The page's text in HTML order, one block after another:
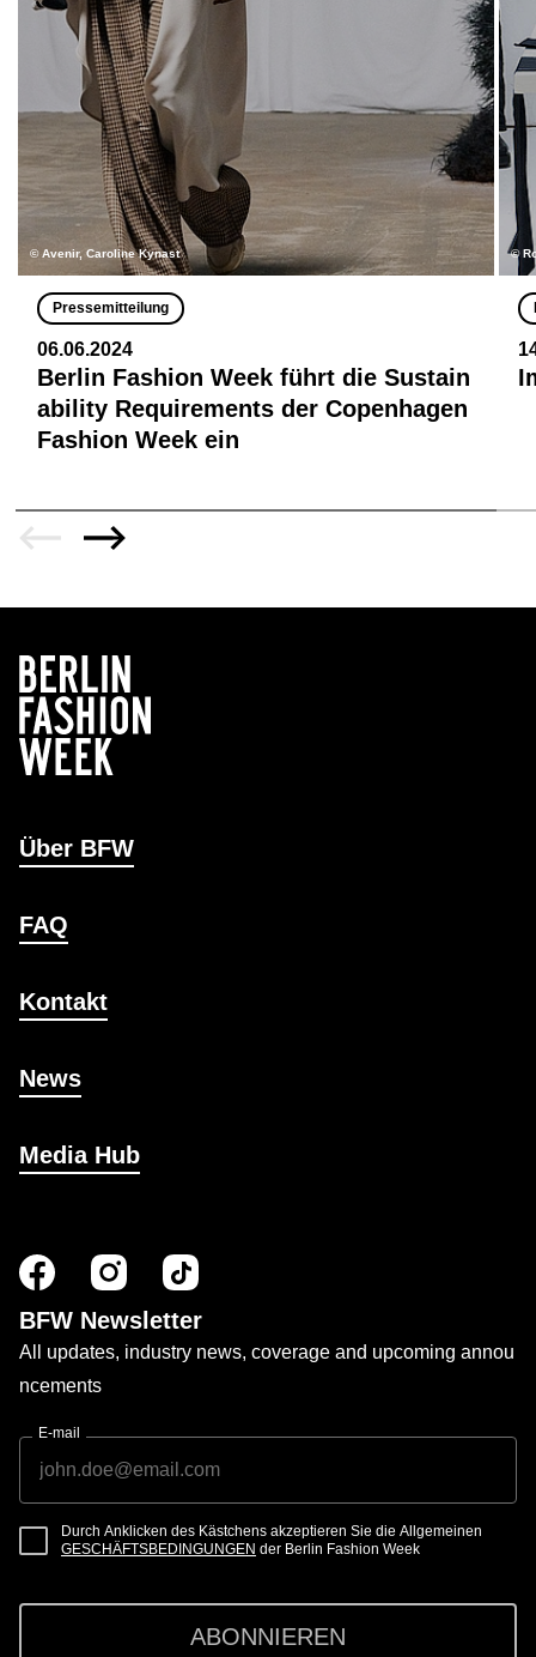
© Avenir, Caroline Kynast
Pressemitteilung
06.06.2024
Berlin Fashion Week führt die Sustain
ability Requirements der Copenhagen
Fashion Week ein
©
Über BFW
FAQ
Kontakt
News
Media Hub
BFW Newsletter
All updates, industry news, coverage and upcoming annou
ncements
E-mail
Durch Anklicken des Kästchens akzeptieren Sie die Allgemeinen
GESCHÄFTSBEDINGUNGEN der Berlin Fashion Week
ABONNIEREN